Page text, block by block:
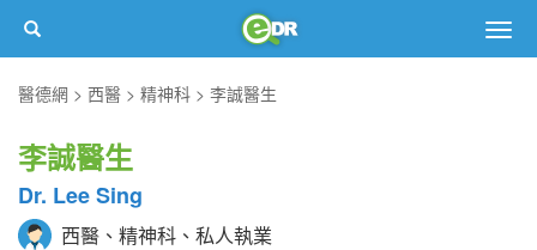
醫德網
西醫 精神科 李誠醫生
李誠醫生
Dr. Lee Sing
西醫、精神科、私人執業